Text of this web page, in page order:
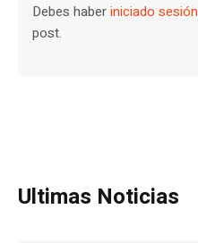
Debes haberiniciado sesión
post.
Ultimas Noticias